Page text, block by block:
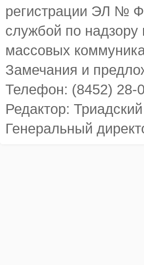
регистрации ЭЛ №
службой по
массовых
Замечания и
Телефон: (8452) 28-
Редактор:
Генеральный